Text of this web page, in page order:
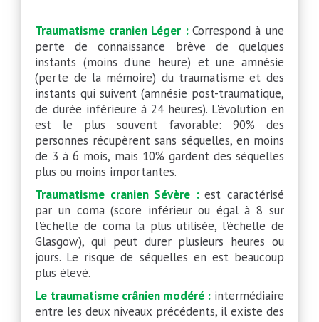
Traumatisme cranien Léger : Correspond à une
perte de connaissance brève de quelques
instants (moins d'une heure) et une amnésie
(perte de la mémoire) du traumatisme et des
instants qui suivent (amnésie post-traumatique,
de durée inférieure à 24 heures). L'évolution en
est le plus souvent favorable: 90% des
personnes récupèrent sans séquelles, en moins
de 3 à 6 mois, mais 10% gardent des séquelles
plus ou moins importantes.
Traumatisme cranien Sévère :est caractérisé
par un coma (score inférieur ou égal à 8 sur
l'échelle de coma la plus utilisée, l'échelle de
Glasgow), qui peut durer plusieurs heures ou
jours. Le risque de séquelles en est beaucoup
plus élevé.
Le traumatisme crânien modéré : intermédiaire
entre les deux niveaux précédents, il existe des